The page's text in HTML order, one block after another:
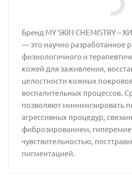
Бренд MY SKIN CHEMISTRY
— это научно разработанное
физиологичного и
кожей для заживления,
целостности кожных
воспалительных процессов.
позволяют минимизировать
агрессивных процедур,
фиброзированием,
чувствительностью,
пигментацией.